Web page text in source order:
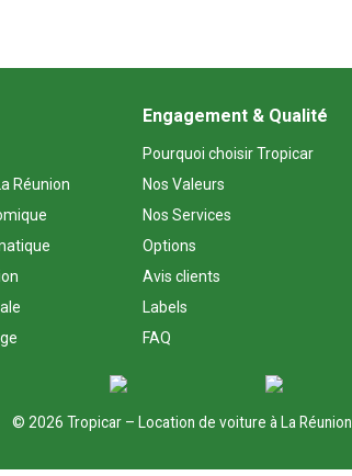
Réunion
Engagement & Qualité
Pourquoi choisir Tropicar
Nos Valeurs
Nos Services
Options
Avis clients
Labels
FAQ
© 2026 Tropicar – Location de voiture à La Réunion